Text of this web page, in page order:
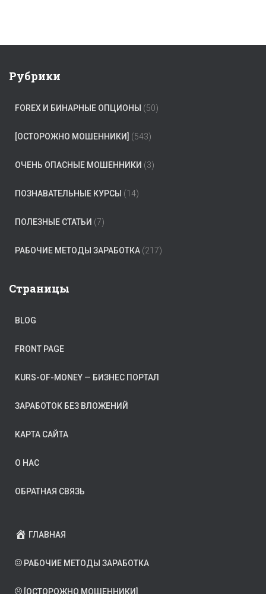
Рубрики
FOREX И БИНАРНЫЕ ОПЦИОНЫ (50)
[ОСТОРОЖНО МОШЕННИКИ] (543)
ОЧЕНЬ ОПАСНЫЕ МОШЕННИКИ (3)
ПОЗНАВАТЕЛЬНЫЕ КУРСЫ (14)
ПОЛЕЗНЫЕ СТАТЬИ (7)
РАБОЧИЕ МЕТОДЫ ЗАРАБОТКА (217)
Страницы
BLOG
FRONT PAGE
KURS-OF-MONEY — БИЗНЕС ПОРТАЛ
ЗАРАБОТОК БЕЗ ВЛОЖЕНИЙ
КАРТА САЙТА
О НАС
ОБРАТНАЯ СВЯЗЬ
ГЛАВНАЯ
РАБОЧИЕ МЕТОДЫ ЗАРАБОТКА
[ОСТОРОЖНО МОШЕННИКИ]